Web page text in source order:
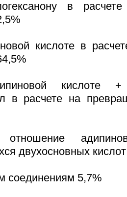
в
кислоте в
кислоте +
в расчете на
двухосновных
соединениям 5,7%